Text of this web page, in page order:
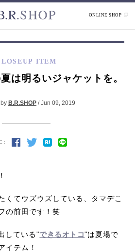
ONLINE SHOP
ITEM
は明るいジャケットを。
by B.R.SHOP / Jun 09, 2019
:
くてウズウズしている、タマデこ
の前田です！笑
している"できるオトコ"は夏場で
イテム！